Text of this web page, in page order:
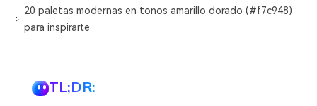
20 paletas modernas en tonos amarillo dorado (#f7c948)
para inspirarte
TL;DR: